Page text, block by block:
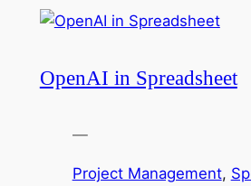
OpenAI in Spreadsheet
—
Project Management,